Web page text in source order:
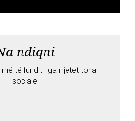
ndiqni
më të fundit nga rrjetet tona
sociale!